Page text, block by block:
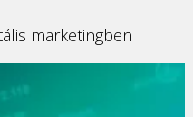
marketingben